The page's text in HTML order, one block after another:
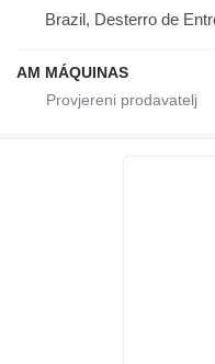
Brazil, Desterro de
AM MÁQUINAS